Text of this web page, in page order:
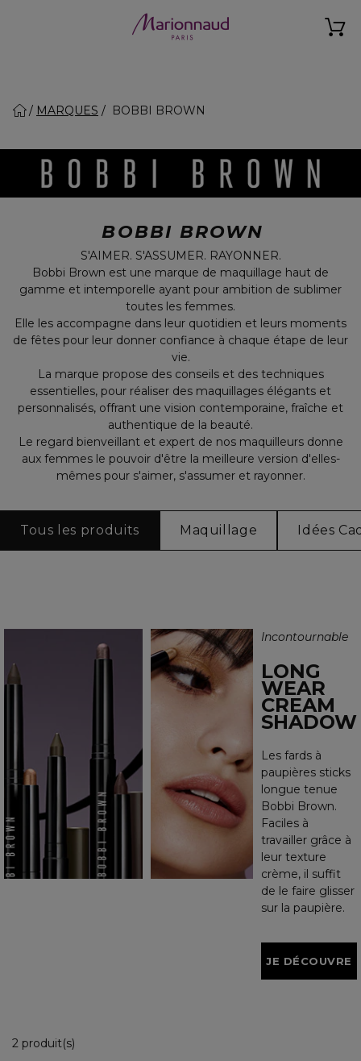
MARQUES BOBBI BROWN
BOBBI BROWN
S'AIMER. S'ASSUMER. RAYONNER.
Bobbi Brown est une marque de maquillage haut de
gamme et intemporelle ayant pour ambition de sublimer
toutes les femmes.
Elle les accompagne dans leur quotidien et leurs moments
de fêtes pour leur donner confiance à chaque étape de leur
vie.
La marque propose des conseils et des techniques
essentielles, pour réaliser des maquillages élégants et
personnalisés, offrant une vision contemporaine, fraîche et
authentique de la beauté.
Le regard bienveillant et expert de nos maquilleurs donne
aux femmes le pouvoir d'être la meilleure version d'elles-
mêmes pour s'aimer, s'assumer et rayonner.
Tous les produits Maquillage Idées
Incontournable
LONG
WEAR
CREAM
SHADOW
Les fards à
paupières sticks
longue tenue
Bobbi Brown.
Faciles à
travailler grâce à
leur texture
crème, il suffit
de le faire glisser
sur la paupière.
JE DÉCOUVRE
2 produit(s)